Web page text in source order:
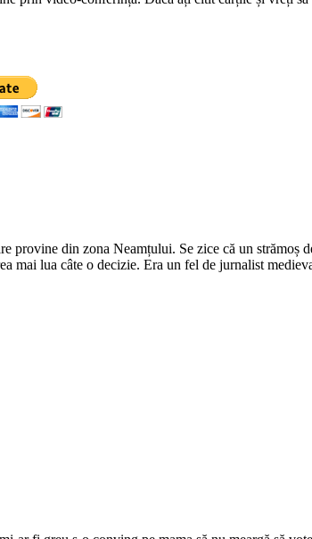
din zona Neamțului. Se zice că un strămoș
mai lua câte o decizie. Era un fel de jurnalist